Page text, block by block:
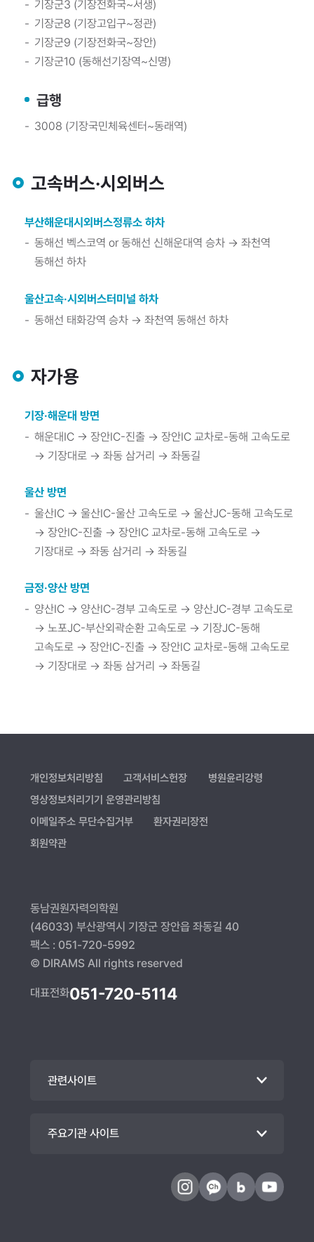
기장군3 (기장전화국~서생)
기장군8 (기장고입구~정관)
기장군9 (기장전화국~장안)
기장군10 (동해선기장역~신명)
급행
3008 (기장국민체육센터~동래역)
고속버스·시외버스
부산해운대시외버스정류소 하차
동해선 벡스코역 or 동해선 신해운대역 승차 → 좌천역
동해선 하차
울산고속·시외버스터미널 하차
동해선 태화강역 승차 → 좌천역 동해선 하차
자가용
기장·해운대 방면
해운대IC → 장안IC-진출 → 장안IC 교차로-동해 고속도로
→ 기장대로 → 좌동 삼거리 → 좌동길
울산 방면
울산IC → 울산IC-울산 고속도로 → 울산JC-동해 고속도로
→ 장안IC-진출 → 장안IC 교차로-동해 고속도로 →
기장대로 → 좌동 삼거리 → 좌동길
금정·양산 방면
양산IC → 양산IC-경부 고속도로 → 양산JC-경부 고속도로
→ 노포JC-부산외곽순환 고속도로 → 기장JC-동해
고속도로 → 장안IC-진출 → 장안IC 교차로-동해 고속도로
→ 기장대로 → 좌동 삼거리 → 좌동길
개인정보처리방침 고객서비스헌장
병원윤리강령
영상정보처리기기 운영관리방침
이메일주소 무단수집거부
환자권리장전
회원약관
동남권원자력의학원
(46033) 부산광역시 기장군 장안읍 좌동길 40
팩스 : 051-720-5992
© DIRAMS All rights reserved
대표전화051-720-5114
관련사이트
주요기관 사이트